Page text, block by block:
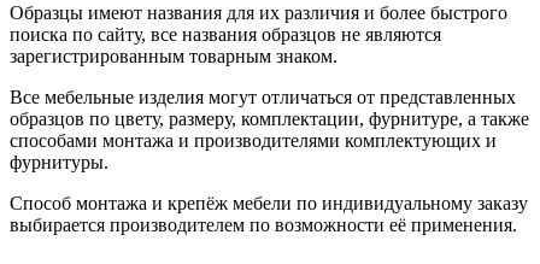
Образцы имеют названия для их различия и более быстрого
поиска по сайту, все названия образцов не являются
зарегистрированным товарным знаком.
Все мебельные изделия могут отличаться от представленных
образцов по цвету, размеру, комплектации, фурнитуре, а также
способами монтажа и производителями комплектующих и
фурнитуры.
Способ монтажа и крепёж мебели по индивидуальному заказу
выбирается производителем по возможности её применения.